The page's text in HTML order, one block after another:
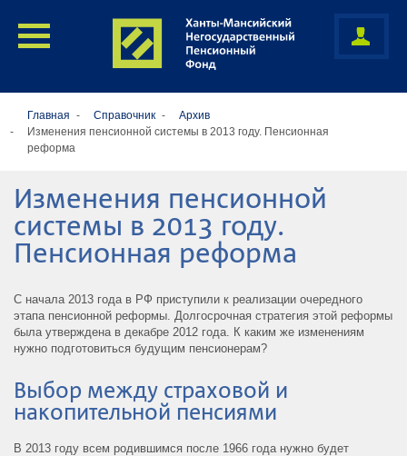
Главная Справочник
Архив
Изменения пенсионной системы в 2013 году. Пенсионная
реформа
Изменения пенсионной
системы в 2013 году.
Пенсионная реформа
С начала 2013 года в РФ приступили к реализации очередного
этапа пенсионной реформы. Долгосрочная стратегия этой реформы
была утверждена в декабре 2012 года. К каким же изменениям
нужно подготовиться будущим пенсионерам?
Выбор между страховой и
накопительной пенсиями
В 2013 году всем родившимся после 1966 года нужно будет